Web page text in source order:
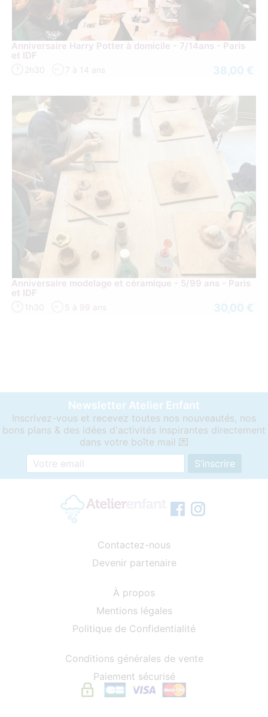
Anniversaire Harry Potter à domicile - 7/14ans - Paris
et IDF
2h30 7 à 14 ans 38,00 €
Anniversaire modelage et céramique - 5/99 ans - Paris
et IDF
1h30 5 à 99 ans 30,00 €
Newsletter Atelier Enfant
Inscrivez-vous et recevez toutes nos nouveautés, nos
bons plans & des idées d'activités inspirantes directement
dans votre boîte mail 💌
Contactez-nous
Devenir partenaire
À propos
Mentions légales
Politique de Confidentialité
Conditions générales de vente
Paiement sécurisé